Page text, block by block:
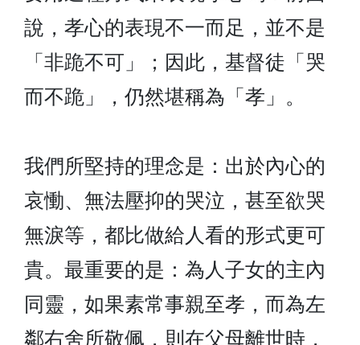
說，孝心的表現不一而足，並不是
「非跪不可」；因此，基督徒「哭
而不跪」，仍然堪稱為「孝」。
我們所堅持的理念是：出於內心的
哀慟、無法壓抑的哭泣，甚至欲哭
無淚等，都比做給人看的形式更可
貴。最重要的是：為人子女的主內
同靈，如果素常事親至孝，而為左
鄰右舍所敬佩，則在父母離世時，